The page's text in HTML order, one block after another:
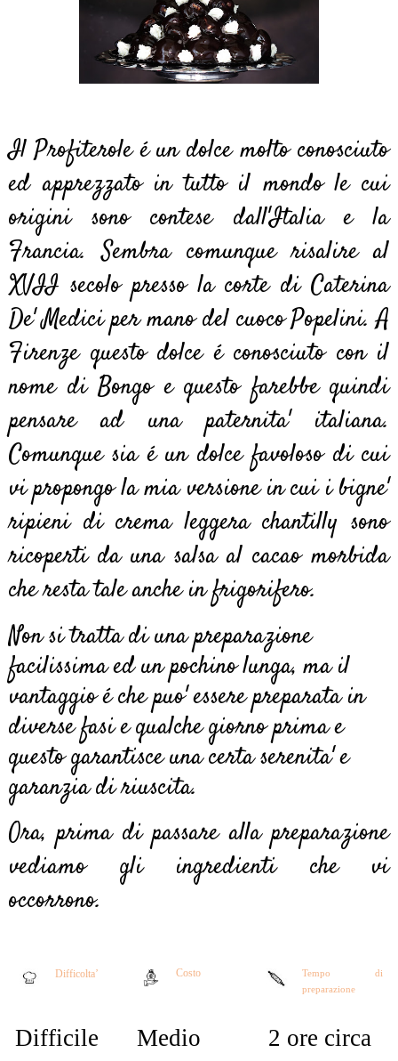
Il Profiterole é un dolce molto conosciuto
ed apprezzato in tutto il mondo le cui
origini sono contese dall'Italia e la
Francia. Sembra comunque risalire al
XVII secolo presso la corte di Caterina
De' Medici per mano del cuoco Popelini. A
Firenze questo dolce é conosciuto con il
nome di Bongo e questo farebbe quindi
pensare ad una paternita' italiana.
Comunque sia é un dolce favoloso di cui
vi propongo la mia versione in cui i bigne'
ripieni di crema leggera chantilly sono
ricoperti da una salsa al cacao morbida
che resta tale anche in frigorifero.
Non si tratta di una preparazione
facilissima ed un pochino lunga, ma il
vantaggio é che puo' essere preparata in
diverse fasi e qualche giorno prima e
questo garantisce una certa serenita' e
garanzia di riuscita.
Ora, prima di passare alla preparazione
vediamo gli ingredienti che vi
occorrono.
Difficolta’ Costo
Tempo di
preparazione
Difficile Medio 2 ore circa